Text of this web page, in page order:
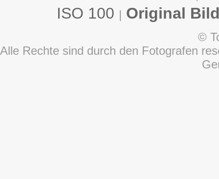
ISO 100 | Original
©
Alle Rechte sind durch den Fotografen